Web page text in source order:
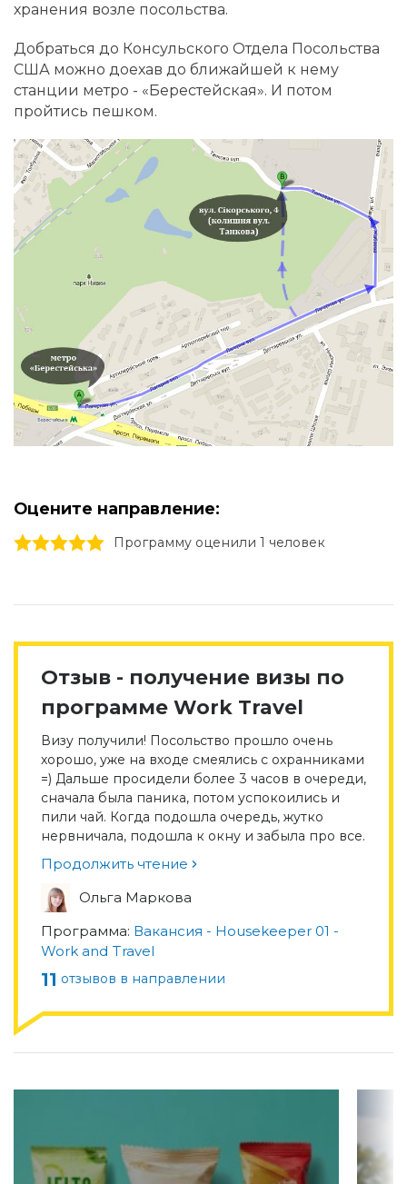
хранения возле посольства.
Добраться до Консульского Отдела Посольства
США можно доехав до ближайшей к нему
станции метро - «Берестейская». И потом
пройтись пешком.
Оцените направление:
5 stars
4 stars
3 stars
2 stars
1 stars Программу оценили 1 человек
Отзыв - получение визы по
программе Work Travel
Визу получили! Посольство прошло очень
хорошо, уже на входе смеялись с охранниками
=) Дальше просидели более 3 часов в очереди,
сначала была паника, потом успокоились и
пили чай. Когда подошла очередь, жутко
нервничала, подошла к окну и забыла про все.
Продолжить чтение
Ольга Маркова
Программа: Вакансия - Housekeeper 01 -
Work and Travel
11 отзывов в направлении